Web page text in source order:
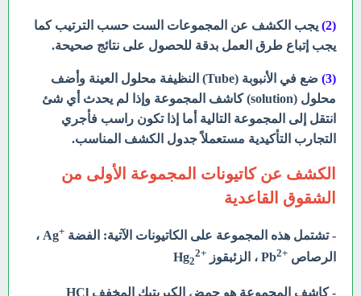
(2)
يجب الكشف عن المجموعات الست حسب الترتيب كما
يجب إتباع طرق العمل بدقة للحصول على نتائج صحيحة.
(3)
ضع في الأنبوبة (Tube) النظيفة محلول العينة وأضف
محلول (solution) كاشف المجموعة وإذا لم يحدث أي شئ
انتقل إلى المجموعة التالية أما إذا تكون راسب فأجري
التجارب التأكيدية مستعملاً جدول الكشف المناسب.
الكشف عن كاتيونات المجموعة الأولى من
الشقوق القاعدية
- تشتمل هذه المجموعة على الكاتيونات الآتية: الفضة +
Ag ،
الرصاص +
Pb2 ، الزئبقوز +
Hg2
2
- كاشف المجموعة هو حمض الكبريتيك المخفف HCl